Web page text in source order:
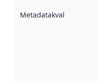
Metadatakvalitet